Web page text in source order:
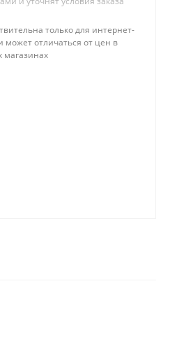
только для интернет-
может отличаться от цен в
магазинах